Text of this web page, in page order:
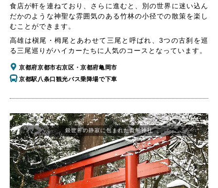
食店が軒を連ねており、さらに進むと、別の世界に迷い込ん
だかのような神聖な雰囲気のある竹林の小径での散策を楽し
むことができます。
高雄は槇尾・栂尾とあわせて三尾と呼ばれ、3つの古刹を巡
る三尾巡りがハイカーたちに人気のコースとなっています。
京都府京都市右京区・京都府亀岡市
京都駅八条口観光バス乗降場で下車
銀世界の静寂に包まれた貴船神社